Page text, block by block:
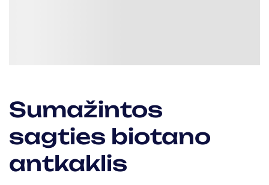
Sumažintos
sagties biotano
antkaklis